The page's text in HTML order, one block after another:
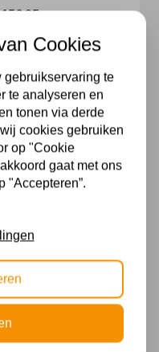
Cookies
gebruikservaring te
te analyseren en
tonen via derde
cookies gebruiken
op "Cookie
gaat met ons
"Accepteren”.
156,95
TRIO Select,
569,99